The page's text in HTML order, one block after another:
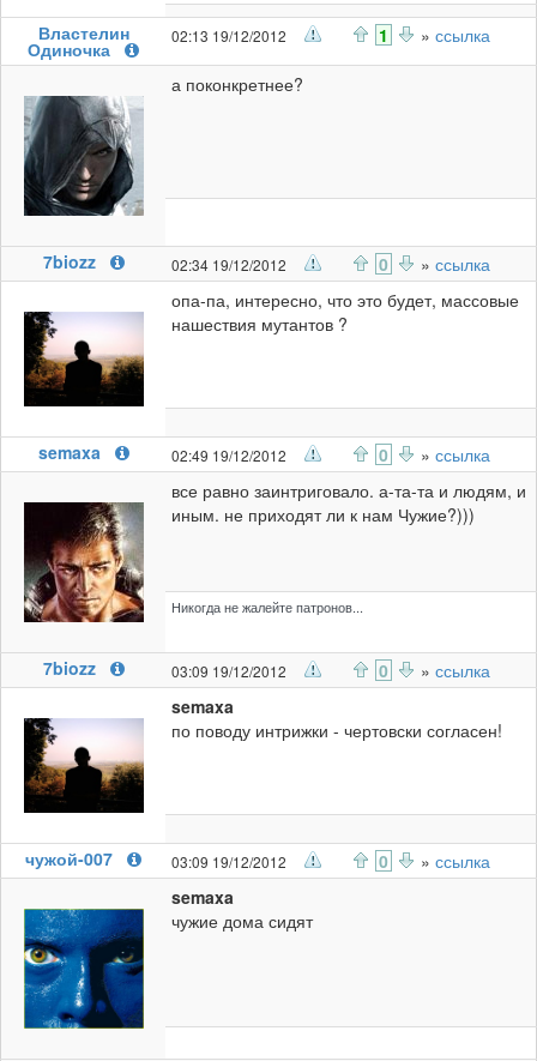
Властелин
Одиночка
02:13 19/12/2012 1 » ссылка
а поконкретнее?
7biozz 02:34 19/12/2012 0 » ссылка
опа-па, интересно, что это будет, массовые
нашествия мутантов ?
semaxa 02:49 19/12/2012 0 » ссылка
все равно заинтриговало. а-та-та и людям, и
иным. не приходят ли к нам Чужие?)))
Никогда не жалейте патронов...
7biozz 03:09 19/12/2012 0 » ссылка
semaxa
по поводу интрижки - чертовски согласен!
чужой-007 03:09 19/12/2012 0 » ссылка
semaxa
чужие дома сидят